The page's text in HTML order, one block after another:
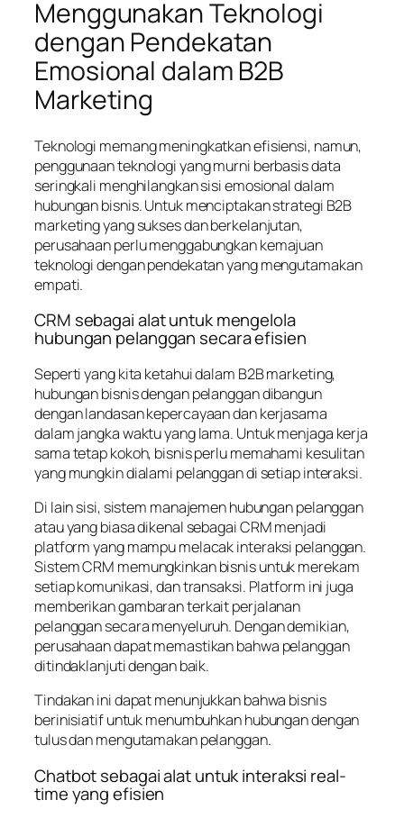
Menggunakan Teknologi
dengan Pendekatan
Emosional dalam B2B
Marketing
Teknologi memang meningkatkan efisiensi, namun,
penggunaan teknologi yang murni berbasis data
seringkali menghilangkan sisi emosional dalam
hubungan bisnis. Untuk menciptakan strategi B2B
marketing yang sukses dan berkelanjutan,
perusahaan perlu menggabungkan kemajuan
teknologi dengan pendekatan yang mengutamakan
empati.
CRM sebagai alat untuk mengelola
hubungan pelanggan secara efisien
Seperti yang kita ketahui dalam B2B marketing,
hubungan bisnis dengan pelanggan dibangun
dengan landasan kepercayaan dan kerjasama
dalam jangka waktu yang lama. Untuk menjaga kerja
sama tetap kokoh, bisnis perlu memahami kesulitan
yang mungkin dialami pelanggan di setiap interaksi.
Di lain sisi, sistem manajemen hubungan pelanggan
atau yang biasa dikenal sebagai CRM menjadi
platform yang mampu melacak interaksi pelanggan.
Sistem CRM memungkinkan bisnis untuk merekam
setiap komunikasi, dan transaksi. Platform ini juga
memberikan gambaran terkait perjalanan
pelanggan secara menyeluruh. Dengan demikian,
perusahaan dapat memastikan bahwa pelanggan
ditindaklanjuti dengan baik.
Tindakan ini dapat menunjukkan bahwa bisnis
berinisiatif untuk menumbuhkan hubungan dengan
tulus dan mengutamakan pelanggan.
Chatbot sebagai alat untuk interaksi real-
time yang efisien